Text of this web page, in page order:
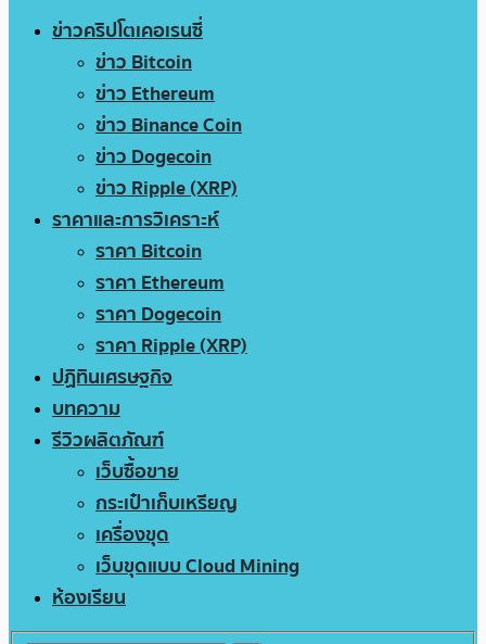
ข่าวคริปโตเคอเรนซี่
ข่าว Bitcoin
ข่าว Ethereum
ข่าว Binance Coin
ข่าว Dogecoin
ข่าว Ripple (XRP)
ราคาและการวิเคราะห์
ราคา Bitcoin
ราคา Ethereum
ราคา Dogecoin
ราคา Ripple (XRP)
ปฏิทินเศรษฐกิจ
บทความ
รีวิวผลิตภัณฑ์
เว็บซื้อขาย
กระเป๋าเก็บเหรียญ
เครื่องขุด
เว็บขุดแบบ Cloud Mining
ห้องเรียน